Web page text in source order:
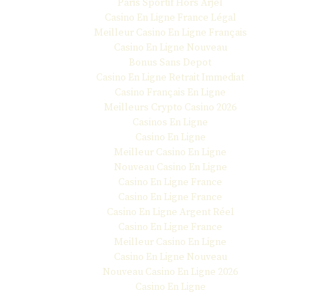
Paris Sportif Hors Arjel
Casino En Ligne France Légal
Meilleur Casino En Ligne Français
Casino En Ligne Nouveau
Bonus Sans Depot
Casino En Ligne Retrait Immediat
Casino Français En Ligne
Meilleurs Crypto Casino 2026
Casinos En Ligne
Casino En Ligne
Meilleur Casino En Ligne
Nouveau Casino En Ligne
Casino En Ligne France
Casino En Ligne France
Casino En Ligne Argent Réel
Casino En Ligne France
Meilleur Casino En Ligne
Casino En Ligne Nouveau
Nouveau Casino En Ligne 2026
Casino En Ligne